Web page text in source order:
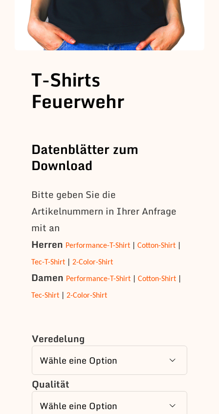
T-Shirts
Feuerwehr
Datenblätter zum
Download
Bitte geben Sie die
Artikelnummern in Ihrer Anfrage
mit an
Herren Performance-T-Shirt| Cotton-Shirt
Tec-T-Shirt| 2-Color-Shirt
Damen Performance-T-Shirt| Cotton-Shirt|
Tec-Shirt| 2-Color-Shirt
Veredelung

Qualität
